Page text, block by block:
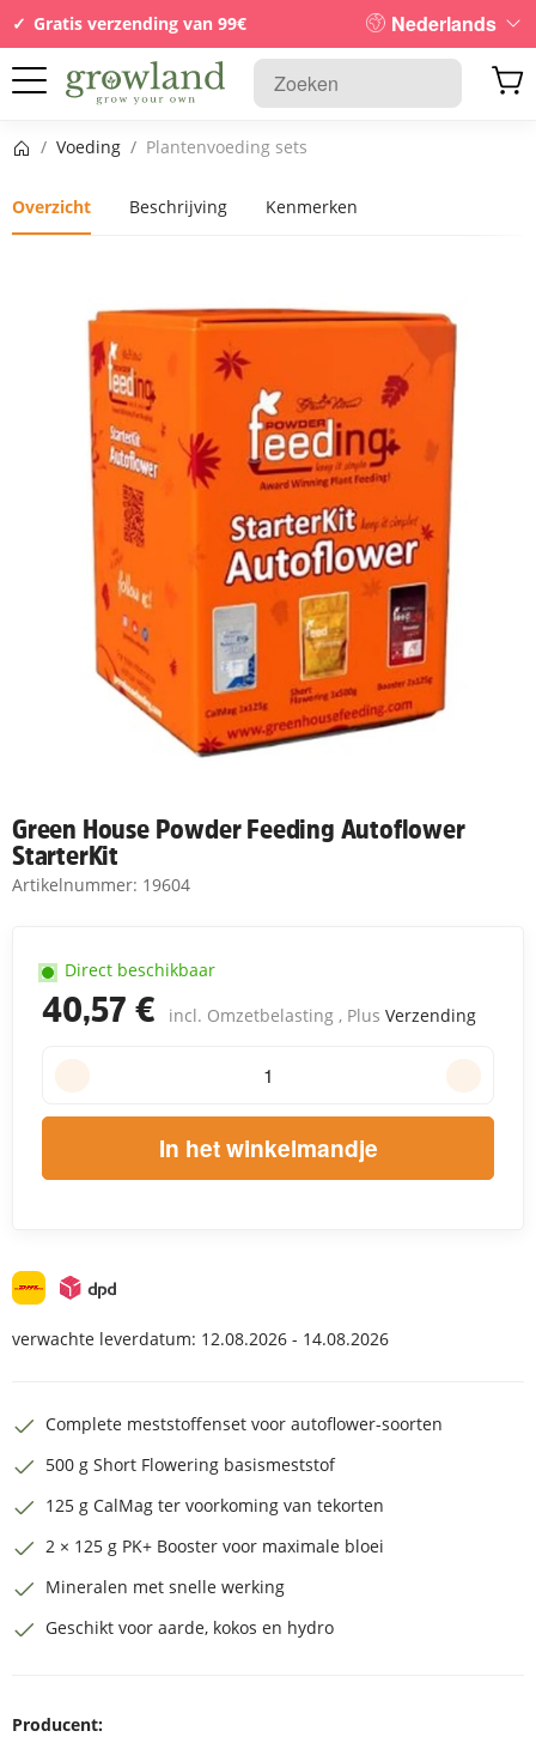
Gratis verzending van 99€ Nederlands
Startpagina
/ Voeding / Plantenvoeding sets
Overzicht Beschrijving Kenmerken
Green House Powder Feeding Autoflower
StarterKit
Artikelnummer: 19604
40,57 € incl. Omzetbelasting , Plus Verzending
Direct beschikbaar
In het winkelmandje
verwachte leverdatum: 12.08.2026 - 14.08.2026
Complete meststoffenset voor autoflower-soorten
500 g Short Flowering basismeststof
125 g CalMag ter voorkoming van tekorten
2 × 125 g PK+ Booster voor maximale bloei
Mineralen met snelle werking
Geschikt voor aarde, kokos en hydro
Producent: